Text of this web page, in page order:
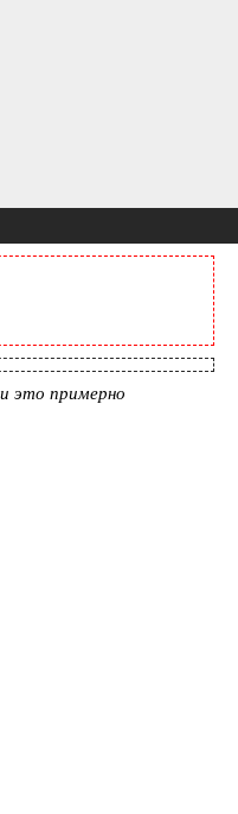
это примерно